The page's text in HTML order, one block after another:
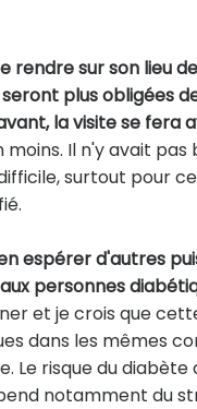
rendre sur son lieu
plus obligées
la visite se fera
Il n'y avait
surtout pour
espérer d'autres
personnes
et je crois que
dans les mêmes
Le risque du
notamment du